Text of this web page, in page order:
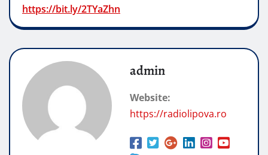
https://bit.ly/2TYaZhn
admin
Website:
https://radiolipova.ro